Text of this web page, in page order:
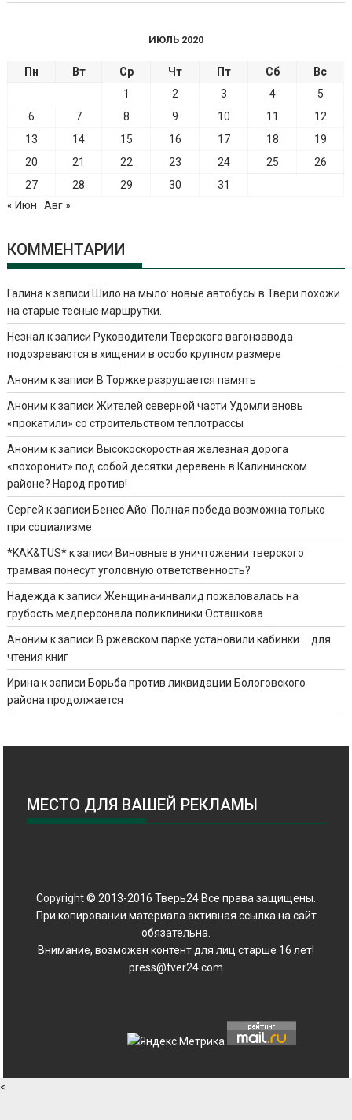
ИЮЛЬ 2020
Пн Вт Ср Чт Пт Сб
Вс
1
2 3 4
5
6
7 8 9 10 11
12
13
14 15 16 17 18
19
20
21 22 23 24 25
26
27
28 29 30
31
« Июн
Авг »
КОММЕНТАРИИ
Галинак записи Шило на мыло: новые автобусы в Твери похожи
на старые тесные маршрутки.
Незнал к записи Руководители Тверского вагонзавода
подозреваются в хищении в особо крупном размере
Аноним к записи В Торжке разрушается память
Аноним к записиЖителей северной части Удомли вновь
«прокатили» со строительством теплотрассы
Аноним к записи Высокоскоростная железная дорога
«похоронит» под собой десятки деревень в Калининском
районе? Народ против!
Сергей к записи Бенес Айо. Полная победа возможна только
при социализме
*KAK&TUS*к записи Виновные в уничтожении тверского
трамвая понесут уголовную ответственность?
Надеждак записиЖенщина-инвалид пожаловалась на
грубость медперсонала поликлиники Осташкова
Аноним к записи В ржевском парке установили кабинки … для
чтения книг
Иринак записи Борьба против ликвидации Бологовского
района продолжается
МЕСТО ДЛЯ ВАШЕЙ РЕКЛАМЫ
Copyright © 2013-2016 Тверь24 Все права защищены.
При копировании материала активная ссылка на сайт
обязательна.
Внимание, возможен контент для лиц старше 16 лет!
press@tver24.com
<